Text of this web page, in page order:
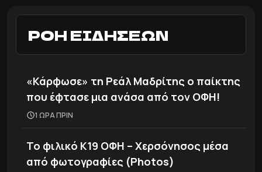
ΡΟΗ ΕΙΔΗΣΕΩΝ
«Κάρφωσε» τη Ρεάλ Μαδρίτης ο παίκτης
που έφτασε μια ανάσα από τον ΟΦΗ!
1 ΩΡΑ ΠΡΙΝ
Το φιλικό Κ19 ΟΦΗ – Χερσόνησος μέσα
από φωτογραφίες (Photos)